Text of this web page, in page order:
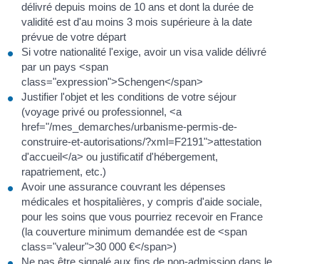
délivré depuis moins de 10 ans et dont la durée de
validité est d'au moins 3 mois supérieure à la date
prévue de votre départ
Si votre nationalité l'exige, avoir un visa valide délivré
par un pays <span
class="expression">Schengen</span>
Justifier l'objet et les conditions de votre séjour
(voyage privé ou professionnel, <a
href="/mes_demarches/urbanisme-permis-de-
construire-et-autorisations/?xml=F2191">attestation
d'accueil</a> ou justificatif d'hébergement,
rapatriement, etc.)
Avoir une assurance couvrant les dépenses
médicales et hospitalières, y compris d'aide sociale,
pour les soins que vous pourriez recevoir en France
(la couverture minimum demandée est de <span
class="valeur">30 000 €</span>)
Ne pas être signalé aux fins de non-admission dans le